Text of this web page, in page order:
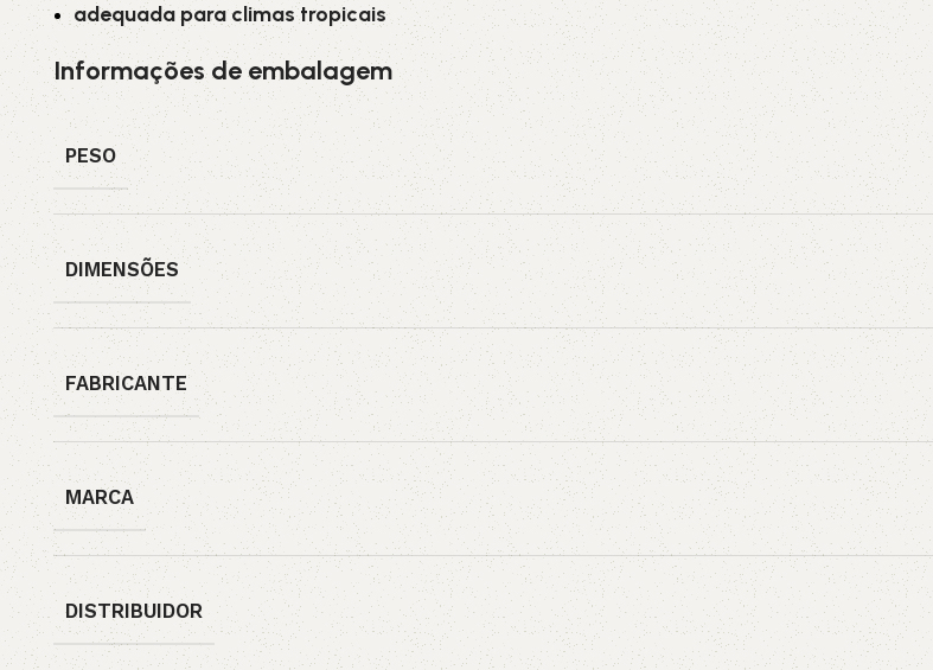
adequada para climas tropicais
Informações de embalagem
PESO
DIMENSÕES
FABRICANTE
MARCA
DISTRIBUIDOR